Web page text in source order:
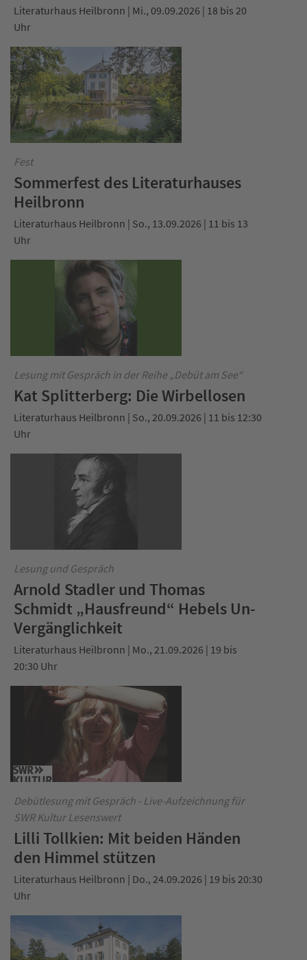
Literaturhaus Heilbronn | Mi., 09.09.2026 | 18 bis 20
Uhr
Fest
Sommerfest des Literaturhauses
Heilbronn
Literaturhaus Heilbronn | So., 13.09.2026 | 11 bis 13
Uhr
Lesung mit Gespräch in der Reihe „Debüt am See“
Kat Splitterberg: Die Wirbellosen
Literaturhaus Heilbronn | So., 20.09.2026 | 11 bis 12:30
Uhr
Lesung und Gespräch
Arnold Stadler und Thomas
Schmidt „Hausfreund“ Hebels Un-
Vergänglichkeit
Literaturhaus Heilbronn | Mo., 21.09.2026 | 19 bis
20:30 Uhr
Debütlesung mit Gespräch - Live-Aufzeichnung für
SWR Kultur Lesenswert
Lilli Tollkien: Mit beiden Händen
den Himmel stützen
Literaturhaus Heilbronn | Do., 24.09.2026 | 19 bis 20:30
Uhr